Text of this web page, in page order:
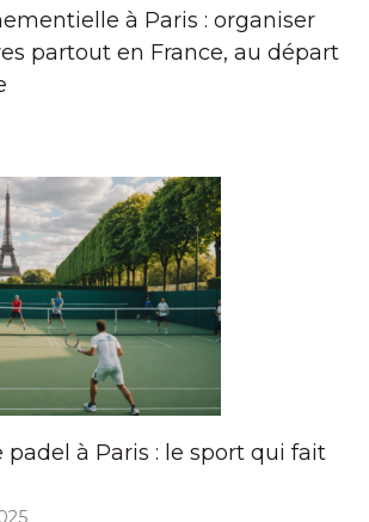
à Paris : organiser
partout en France, au départ
padel à Paris : le sport qui fait